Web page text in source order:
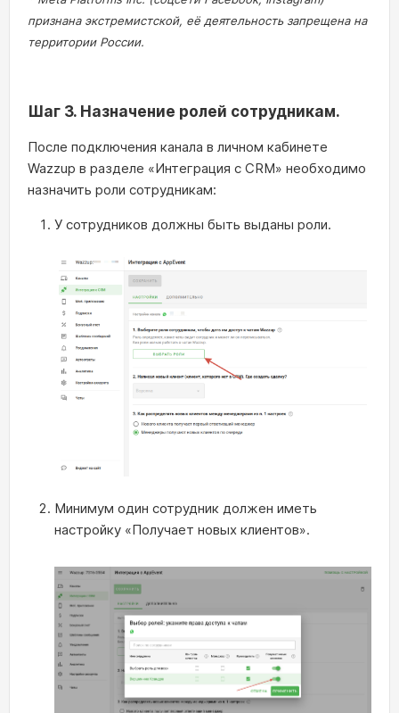
признана экстремистской, её деятельность запрещена на
территории России.
Шаг 3. Назначение ролей сотрудникам.
После подключения канала в личном кабинете
Wazzup в разделе «Интеграция с CRM» необходимо
назначить роли сотрудникам:
У сотрудников должны быть выданы роли.
Минимум один сотрудник должен иметь
настройку «Получает новых клиентов».